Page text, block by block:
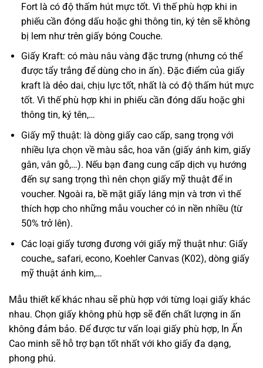
Fort là có độ thấm hút mực tốt. Vì thế phù hợp khi in
phiếu cần đóng dấu hoặc ghi thông tin, ký tên sẽ không
bị lem như trên giấy bóng Couche.
Giấy Kraft: có màu nâu vàng đặc trưng (nhưng có thể
được tẩy trắng để dùng cho in ấn). Đặc điểm của giấy
kraft là dẻo dai, chịu lực tốt, nhất là có độ thấm hút mực
tốt. Vì thế phù hợp khi in phiếu cần đóng dấu hoặc ghi
thông tin, ký tên,…
Giấy mỹ thuật: là dòng giấy cao cấp, sang trọng với
nhiều lựa chọn về màu sắc, hoa văn (giấy ánh kim, giấy
gân, vân gỗ,…). Nếu bạn đang cung cấp dịch vụ hướng
đến sự sang trọng thì nên chọn giấy mỹ thuật để in
voucher. Ngoài ra, bề mặt giấy láng mịn và trơn vì thế
thích hợp cho những mẫu voucher có in nền nhiều (từ
50% trở lên).
Các loại giấy tương đương với giấy mỹ thuật như: Giấy
couche,, safari, econo, Koehler Canvas (K02), dòng giấy
mỹ thuật ánh kim,…
Mẫu thiết kế khác nhau sẽ phù hợp với từng loại giấy khác
nhau. Chọn giấy không phù hợp sẽ đến chất lượng in ấn
không đảm bảo. Để được tư vấn loại giấy phù hợp, In Ấn
Cao minh sẽ hỗ trợ bạn tốt nhất với kho giấy đa dạng,
phong phú.